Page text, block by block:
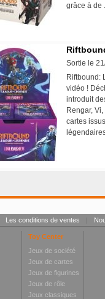
grâce à
Sortie le
Riftbound:
vidéo !
introduit
Rengar,
cartes
Les conditions de ventes |
Toy Center
Jeux de société
Jeux de cartes
Jeux de figurines
Jeux de rôle
Jeux classiques